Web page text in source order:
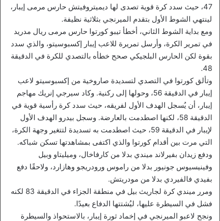
47، حيث سدد كرة قوية تصدى لها ديميتروفيتش حارس مرمى إيبار،
لينتهي الشوط الأول بتقدم الميرنجي بثلاثية نظيفة.
ومع بداية الشوط الثاني، أخطأ تيبو كورتوا حارس مرمى ريال مدريد
في تمرير الكرة، وأرسل تمريرة للاعب إيبار إكسبوسيتو، والذي سدد
بقوة لكن الحارس البلجيكي صحح خطأه بالتصدي للكرة في الدقيقة
48.
وتألق كورتوا في التصدي لتسديدة صاروخية من إكسبوسيتو لاعب
إيبار في الدقيقة 56، وحولها إلى ركنية. وكاد سيرجي إنريك مهاجم
إيبار، أن يُسجل الهدف الأول لفريقه، حيث سدد كرة رأسية قوية في
الدقيقة 58، لكنها اصطدمت بالعارضة. وسجل بيدرو الهدف الأول
لإيبار في الدقيقة 59، حيث اصطدمت به تسديدة لتتغير وجهة الكرة،
التي مرت بين أقدام كورتوا والذي اكتفى بمشاهدتها تسكن شباكه.
ودفع زيدان بفيرلاند ميندي بدلا من كارفاخال، وميليتاو وبيل
وفينيسيوس جونيور بدلا من راموس ورودريجو وهازارد، ولاحقًا دفع
بفيدي فالفيردي بدلا من مودريتش.
ومرر ميندي كرة لجاريث بيل في منطقة الجزاء في الدقيقة 83 لكنه
فشل في السيطرة عليها، ليُشتتها الدفاع بعيدًا.
ونجح لاعبو الميرنجي في إخماد ثورة إيبار، بالاستحواذ والسيطرة